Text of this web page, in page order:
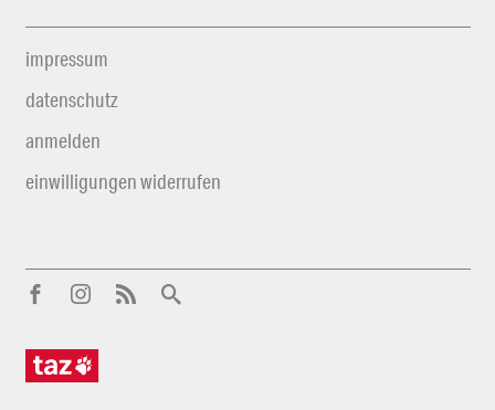
impressum
datenschutz
anmelden
einwilligungen widerrufen